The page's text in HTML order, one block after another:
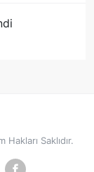
Saklıdır.